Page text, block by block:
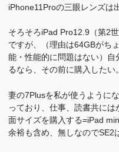
iPhone11Proの三眼レンズは
そろそろiPad Pro12.9（第2
ですが、（理由は64GBがち
能・性能的に問題はない）
るなら、その前に購入したい。
妻の7Plusを私が使うように
っており、仕事、読書共に
面サイズを購入する=iPad
余裕も含め、無しなのでSE2